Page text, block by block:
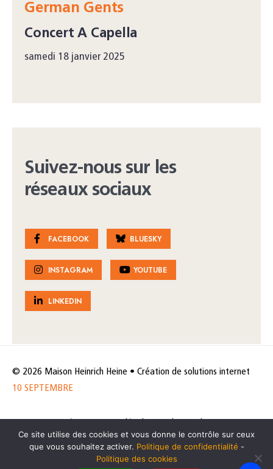
German Gents
Concert A Capella
samedi 18 janvier 2025
Suivez-nous sur les
réseaux sociaux
FACEBOOK BLUESKY
INSTAGRAM YOUTUBE
LINKEDIN
© 2026 Maison Heinrich Heine • Création de solutions internet
10 SEPTEMBRE
de données
Politique des cookies
Ce site utilise des cookies et vous donne le contrôle sur ceux
que vous souhaitez activer. Politique de confidentialité -
Politique des cookies